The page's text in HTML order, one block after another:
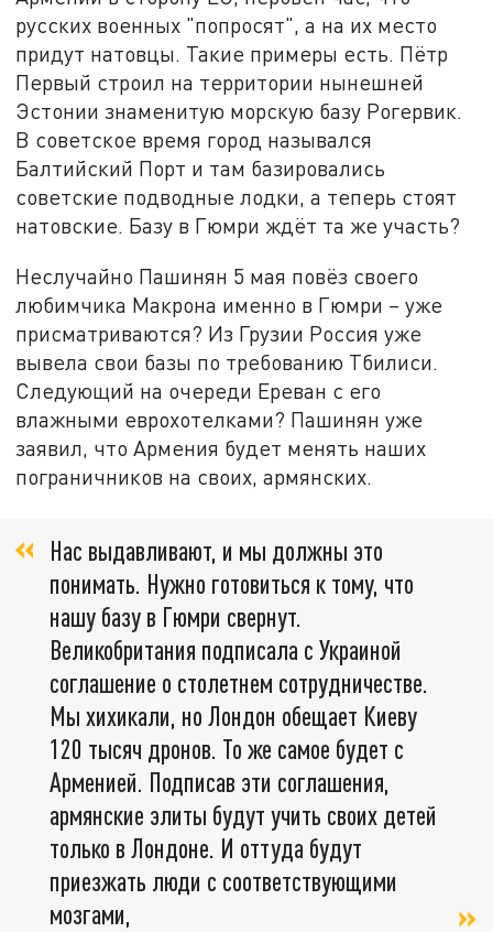
русских военных "попросят", а на их место
придут натовцы. Такие примеры есть. Пётр
Первый строил на территории нынешней
Эстонии знаменитую морскую базу Рогервик.
В советское время город назывался
Балтийский Порт и там базировались
советские подводные лодки, а теперь стоят
натовские. Базу в Гюмри ждёт та же участь?
Неслучайно Пашинян 5 мая повёз своего
любимчика Макрона именно в Гюмри – уже
присматриваются? Из Грузии Россия уже
вывела свои базы по требованию Тбилиси.
Следующий на очереди Ереван с его
влажными еврохотелками? Пашинян уже
заявил, что Армения будет менять наших
пограничников на своих, армянских.
Нас выдавливают, и мы должны это
понимать. Нужно готовиться к тому, что
нашу базу в Гюмри свернут.
Великобритания подписала с Украиной
соглашение о столетнем сотрудничестве.
Мы хихикали, но Лондон обещает Киеву
120 тысяч дронов. То же самое будет с
Арменией. Подписав эти соглашения,
армянские элиты будут учить своих детей
только в Лондоне. И оттуда будут
приезжать люди с соответствующими
мозгами,